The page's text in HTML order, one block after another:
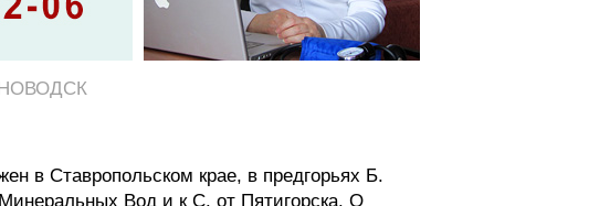
в Ставропольском крае, в предгорьях Б.
Вод и к С. от Пятигорска. О